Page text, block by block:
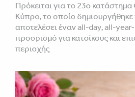
Πρόκειται για το 23ο
Κύπρο, το οποίο δημιουργήθηκε
αποτελέσει έναν all-day, all-
προορισμό για κατοίκους και
περιοχής